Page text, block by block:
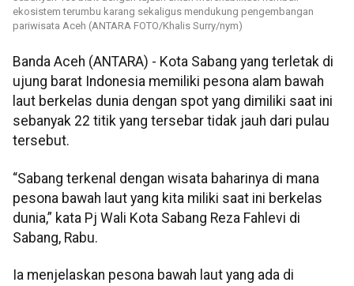
ekosistem terumbu karang sekaligus mendukung pengembangan
pariwisata Aceh (ANTARA FOTO/Khalis Surry/nym)
Banda Aceh (ANTARA) - Kota Sabang yang terletak di
ujung barat Indonesia memiliki pesona alam bawah
laut berkelas dunia dengan spot yang dimiliki saat ini
sebanyak 22 titik yang tersebar tidak jauh dari pulau
tersebut.
“Sabang terkenal dengan wisata baharinya di mana
pesona bawah laut yang kita miliki saat ini berkelas
dunia,” kata Pj Wali Kota Sabang Reza Fahlevi di
Sabang, Rabu.
Ia menjelaskan pesona bawah laut yang ada di